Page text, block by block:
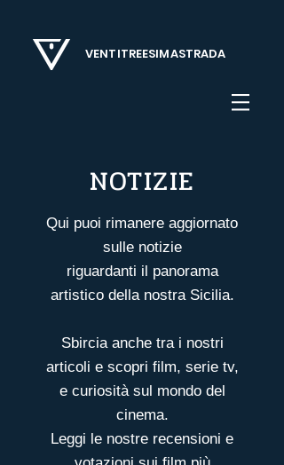
VENTITREESIMASTRADA
NOTIZIE
Qui puoi rimanere aggiornato
sulle notizie
riguardanti il panorama
artistico della nostra Sicilia.
Sbircia anche tra i nostri
articoli e scopri film, serie tv,
e curiosità sul mondo del
cinema.
Leggi le nostre recensioni e